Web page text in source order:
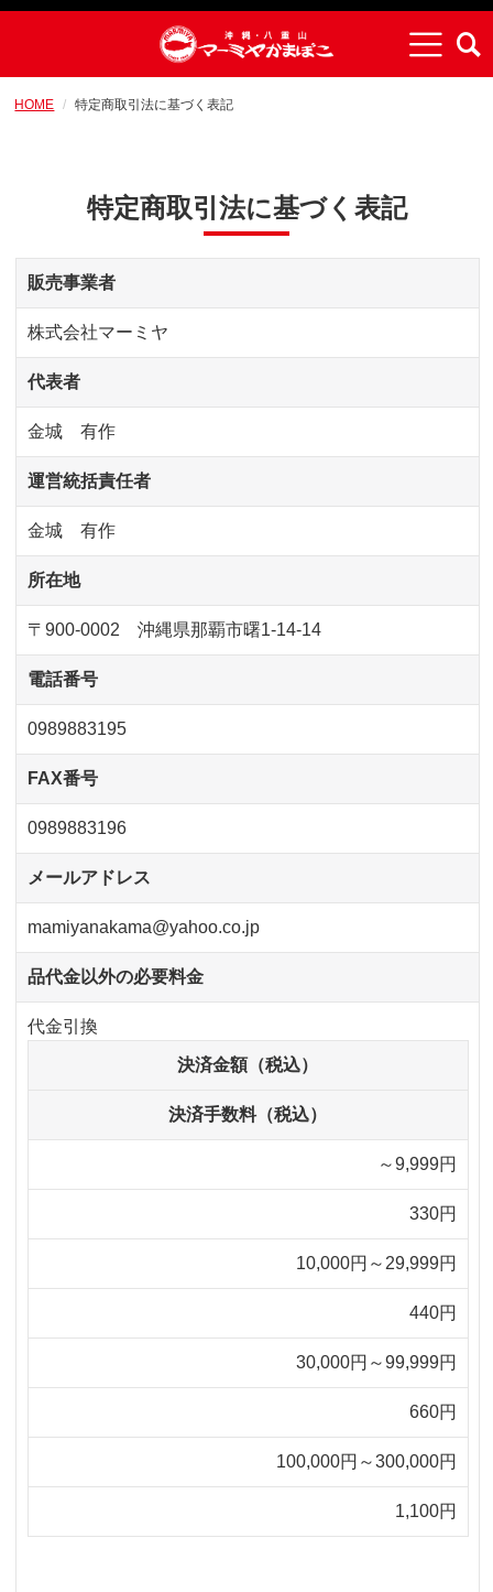
HOME 特定商取引法に基づく表記
特定商取引法に基づく表記
販売事業者
株式会社マーミヤ
代表者
金城 有作
運営統括責任者
金城 有作
所在地
〒900-0002 沖縄県那覇市曙1-14-14
電話番号
0989883195
FAX番号
0989883196
メールアドレス
mamiyanakama@yahoo.co.jp
品代金以外の必要料金
代金引換
決済金額（税込）
決済手数料（税込）
～9,999円
330円
10,000円～29,999円
440円
30,000円～99,999円
660円
100,000円～300,000円
1,100円